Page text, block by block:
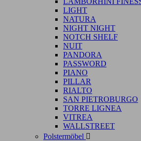
LIGHT
NATURA
NIGHT NIGHT
NOTCH SHELF
NUIT
PANDORA
PASSWORD
PIANO
PILLAR
RIALTO
SAN PIETROBURGO
TORRE LIGNEA
VITREA
WALLSTREET
Polstermöbel 